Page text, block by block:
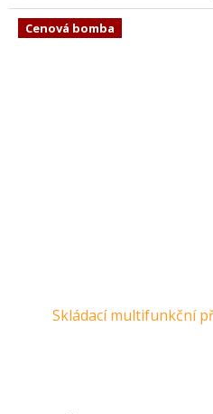
Cenová bomba
Skládací multifunkční